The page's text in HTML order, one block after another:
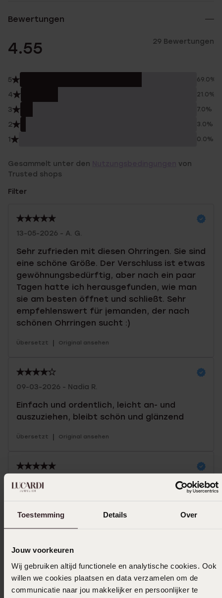
Toestemming Details Over
Jouw voorkeuren
Wij gebruiken altijd functionele en analytische cookies. Ook
willen we cookies plaatsen en data verzamelen om de
communicatie naar jou makkelijker en persoonlijker te
Bewertungen
4.55 29 Bewertungen
5 69.0%
4 21.0%
3 7.0%
2 3.0%
1 0.0%
Gesammelt unter den
von
Trusted shops
Filter
13-05-2026 - A. G.
Sehr zufrieden mit diesen Ohrringen. Sie sind
eine schöne Größe. Der Verschluss ist etwas
gewöhnungsbedürftig, aber nach ein paar
Tagen hatte ich herausgefunden, wie man
sie am besten öffnet und schließt. Sehr
empfehlenswert für jemanden, der nach
schönen Ohrringen sucht :)
Übersetzt | Original ansehen
09-03-2026 - Nadia R.
Einfach und ordentlich, leicht an- und
auszuziehen, bleibt schön und glänzend
Übersetzt | Original ansehen
08-03-2026 - Ilona D.
Ohrläppchen
Übersetzt | Original ansehen